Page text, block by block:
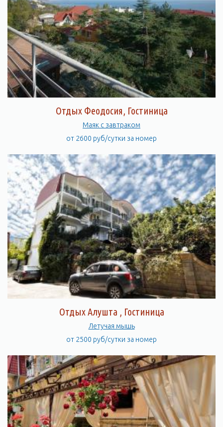
Отдых Феодосия, Гостиница
Маяк с завтраком
от 2600 руб/сутки за номер
Отдых Алушта , Гостиница
Летучая мышь
от 2500 руб/сутки за номер